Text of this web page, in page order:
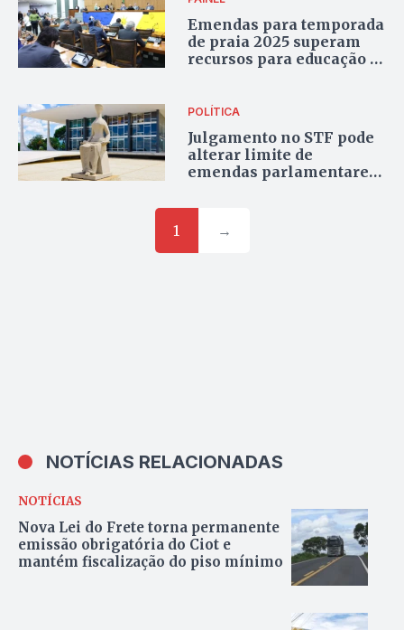
Emendas para temporada
de praia 2025 superam
recursos para educação e
POLÍTICA
Julgamento no STF pode
alterar limite de
emendas parlamentares
percentual aplicado no
1 →
NOTÍCIAS RELACIONADAS
NOTÍCIAS
Nova Lei do Frete torna permanente
emissão obrigatória do Ciot e
mantém fiscalização do piso mínimo